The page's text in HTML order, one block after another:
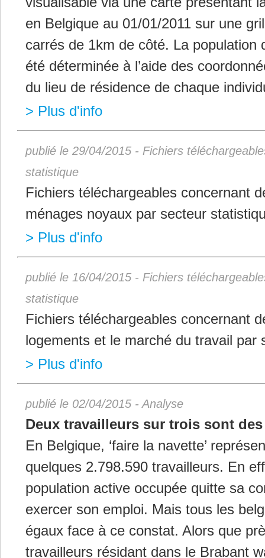
en Belgique au 01/01/2011 sur une
carrés de 1km de côté. La population
été déterminée à l’aide des
du lieu de résidence de chaque
> Plus d'info
publié le 29/04/2015 - Fichiers
statistique
Fichiers téléchargeables concernant
ménages noyaux par secteur
> Plus d'info
publié le 16/04/2015 - Fichiers
statistique
Fichiers téléchargeables concernant
logements et le marché du travail par
> Plus d'info
publié le 02/04/2015 - Analyse
Deux travailleurs sur trois sont
En Belgique, ‘faire la navette’
quelques 2.798.590 travailleurs. En
population active occupée quitte sa
exercer son emploi. Mais tous les
égaux face à ce constat. Alors que
travailleurs résidant dans le Brabant